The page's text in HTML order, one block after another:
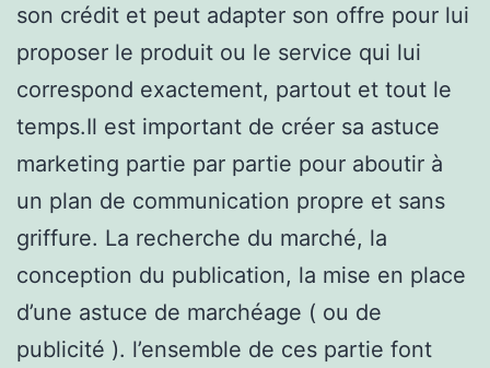
son crédit et peut adapter son offre pour lui
proposer le produit ou le service qui lui
correspond exactement, partout et tout le
temps.Il est important de créer sa astuce
marketing partie par partie pour aboutir à
un plan de communication propre et sans
griffure. La recherche du marché, la
conception du publication, la mise en place
d’une astuce de marchéage ( ou de
publicité ). l’ensemble de ces partie font